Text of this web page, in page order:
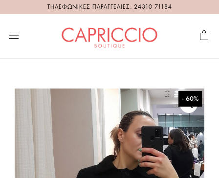
ΤΗΛΕΦΩΝΙΚΕΣ ΠΑΡΑΓΓΕΛΙΕΣ: 24310 71184
- 60%